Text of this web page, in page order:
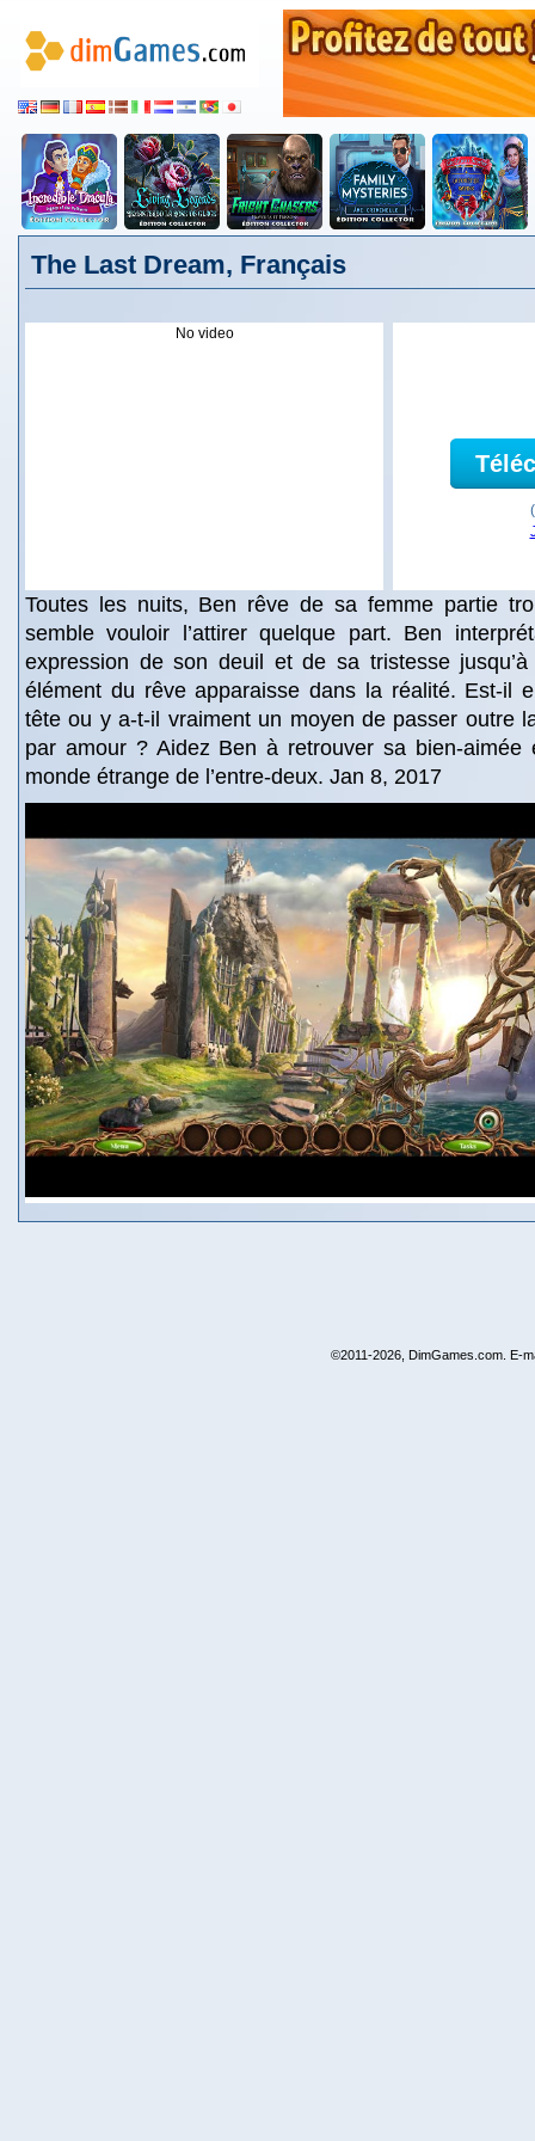
The Last Dream, Français
No video
Toutes les nuits, Ben rêve de sa femme partie
semble vouloir l’attirer quelque part. Ben
expression de son deuil et de sa tristesse
élément du rêve apparaisse dans la réalité. Est-il
tête ou y a-t-il vraiment un moyen de passer outre
par amour ? Aidez Ben à retrouver sa bien-aimée
monde étrange de l’entre-deux. Jan 8, 2017
©2011-2026, DimGames.com. E-